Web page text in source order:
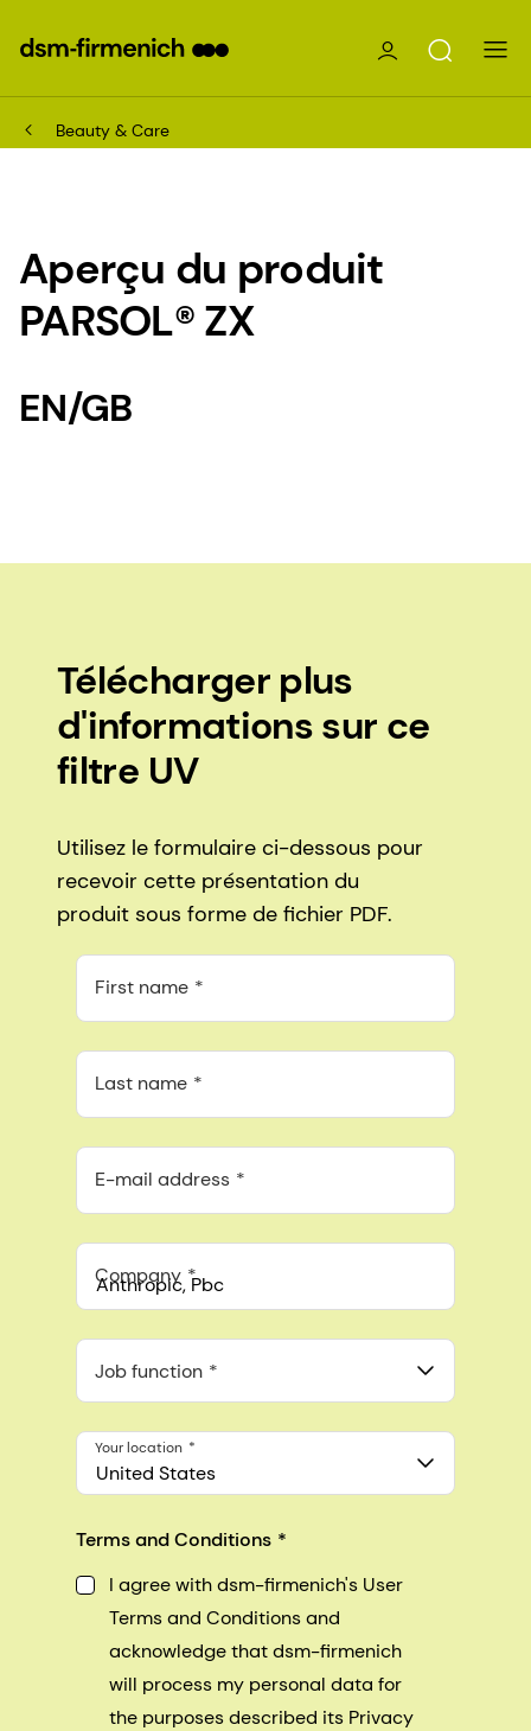
Beauty & Care
Aperçu du produit
PARSOL® ZX
EN/GB
Télécharger plus
d'informations sur ce
filtre UV
Utilisez le formulaire ci-dessous pour
recevoir cette présentation du
produit sous forme de fichier PDF.
First name
Last name
E-mail address
Company
548 Market St Pmb 90375, San Francisco, California, US
Job function
United States
Your location
Terms and Conditions
I agree with dsm-firmenich's User
Terms and Conditions and
acknowledge that dsm-firmenich
will process my personal data for
the purposes described its Privacy